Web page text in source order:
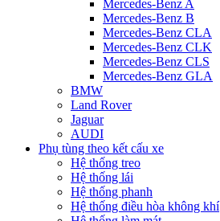
Mercedes-Benz A
Mercedes-Benz B
Mercedes-Benz CLA
Mercedes-Benz CLK
Mercedes-Benz CLS
Mercedes-Benz GLA
BMW
Land Rover
Jaguar
AUDI
Phụ tùng theo kết cấu xe
Hệ thống treo
Hệ thống lái
Hệ thống phanh
Hệ thống điều hòa không khí